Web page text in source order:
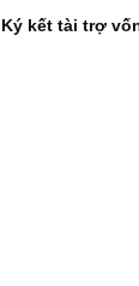
Ký kết tài trợ